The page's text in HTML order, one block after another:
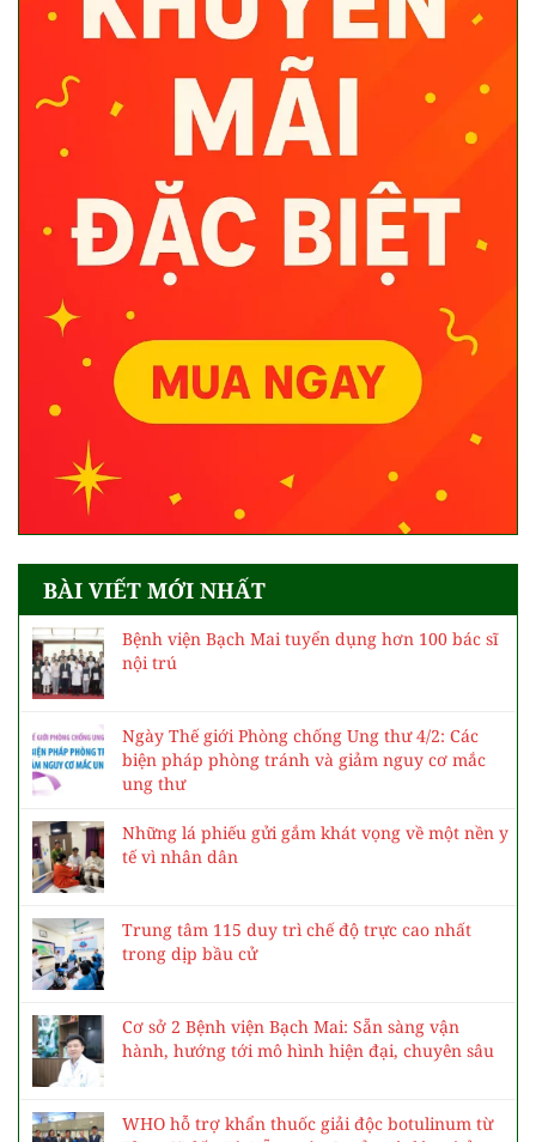
BÀI VIẾT MỚI NHẤT
Bệnh viện Bạch Mai tuyển dụng hơn 100 bác sĩ
nội trú
Ngày Thế giới Phòng chống Ung thư 4/2: Các
biện pháp phòng tránh và giảm nguy cơ mắc
ung thư
Những lá phiếu gửi gắm khát vọng về một nền y
tế vì nhân dân
Trung tâm 115 duy trì chế độ trực cao nhất
trong dịp bầu cử
Cơ sở 2 Bệnh viện Bạch Mai: Sẵn sàng vận
hành, hướng tới mô hình hiện đại, chuyên sâu
WHO hỗ trợ khẩn thuốc giải độc botulinum từ